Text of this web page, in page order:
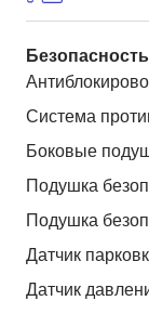
Безопасность
Система
Боковые
Подушка
Подушка
Датчик
Датчик